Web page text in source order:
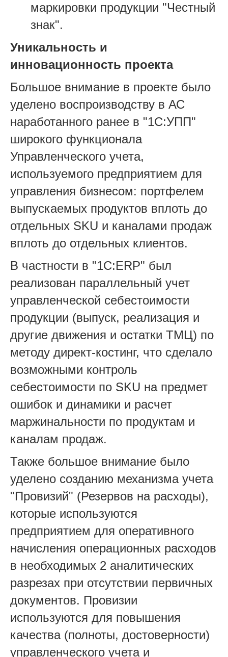
маркировки продукции "Честный
знак".
Уникальность и
инновационность проекта
Большое внимание в проекте было
уделено воспроизводству в АС
наработанного ранее в "1С:УПП"
широкого функционала
Управленческого учета,
используемого предприятием для
управления бизнесом: портфелем
выпускаемых продуктов вплоть до
отдельных SKU и каналами продаж
вплоть до отдельных клиентов.
В частности в "1С:ERP" был
реализован параллельный учет
управленческой себестоимости
продукции (выпуск, реализация и
другие движения и остатки ТМЦ) по
методу директ-костинг, что сделало
возможными контроль
себестоимости по SKU на предмет
ошибок и динамики и расчет
маржинальности по продуктам и
каналам продаж.
Также большое внимание было
уделено созданию механизма учета
"Провизий" (Резервов на расходы),
которые используются
предприятием для оперативного
начисления операционных расходов
в необходимых 2 аналитических
разрезах при отсутствии первичных
документов. Провизии
используются для повышения
качества (полноты, достоверности)
управленческого учета и